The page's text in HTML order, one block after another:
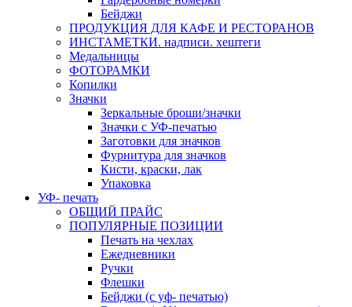
Бейджи
ПРОДУКЦИЯ ДЛЯ КАФЕ И РЕСТОРАНОВ
ИНСТАМЕТКИ. надписи. хештеги
Медальницы
ФОТОРАМКИ
Копилки
Значки
Зеркальные броши/значки
Значки с УФ-печатью
Заготовки для значков
Фурнитура для значков
Кисти, краски, лак
Упаковка
УФ- печать
ОБЩИЙ ПРАЙС
ПОПУЛЯРНЫЕ ПОЗИЦИИ
Печать на чехлах
Ежедневники
Ручки
Флешки
Бейджи (с уф- печатью)